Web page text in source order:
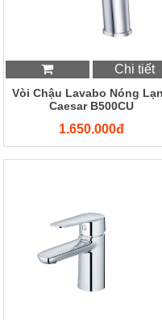
Chi tiết
Vòi Chậu Lavabo Nóng
Caesar B500CU
1.650.000đ